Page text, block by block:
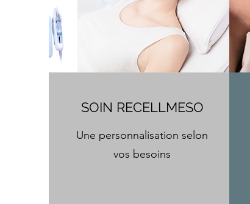
SOIN RECELLMESO
Une personnalisation selon
vos besoins